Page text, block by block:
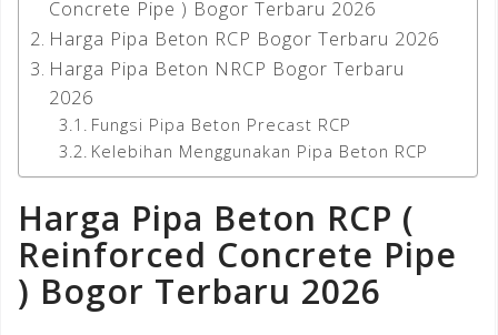
Concrete Pipe ) Bogor Terbaru 2026
Harga Pipa Beton RCP Bogor Terbaru 2026
Harga Pipa Beton NRCP Bogor Terbaru
2026
Fungsi Pipa Beton Precast RCP
Kelebihan Menggunakan Pipa Beton RCP
Harga Pipa Beton RCP (
Reinforced Concrete Pipe
) Bogor Terbaru 2026